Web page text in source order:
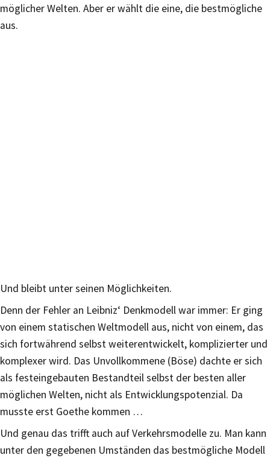
möglicher Welten. Aber er wählt die eine, die bestmögliche
aus.
Und bleibt unter seinen Möglichkeiten.
Denn der Fehler an Leibniz‘ Denkmodell war immer: Er ging
von einem statischen Weltmodell aus, nicht von einem, das
sich fortwährend selbst weiterentwickelt, komplizierter und
komplexer wird. Das Unvollkommene (Böse) dachte er sich
als festeingebauten Bestandteil selbst der besten aller
möglichen Welten, nicht als Entwicklungspotenzial. Da
musste erst Goethe kommen …
Und genau das trifft auch auf Verkehrsmodelle zu. Man kann
unter den gegebenen Umständen das bestmögliche Modell